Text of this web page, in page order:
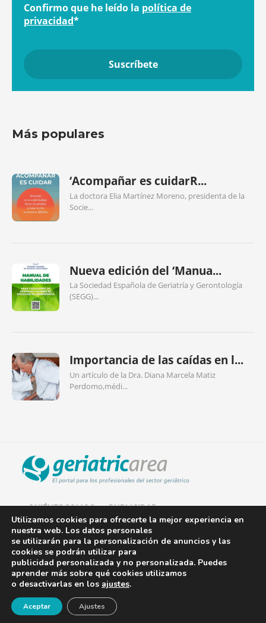
Confirmo que he leído la política de
privacidad*
Más populares
‘Acompañar es cuidarR...
La doctora Elia Martínez Moreno, presidenta de la
Socie...
Nueva edición del ‘Manua...
La Sociedad Española de Geriatría y Gerontología
(SEGG)...
Importancia de las caídas en l...
Un artículo de la Dra. Diana Marcela Matiz
Perdomo,médi...
QUIÉNES SOMOS PUBLICIDAD
AVISO LEGAL
POLÍTICA DE COOKIES
POLÍTICA DE PRIVACIDAD
CONTACTO¡Newsletter!
Utilizamos cookies para ofrecerte la mejor experiencia en
nuestra web. Los datos personales
se utilizarán para la personalización de anuncios y las
cookies se podrán utilizar para
publicidad personalizada y no personalizada. Puedes
aprender más sobre qué cookies utilizamos
o desactivarlas en los ajustes.
Aceptar Ajustes